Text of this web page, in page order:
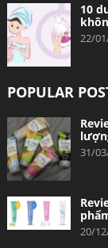
10
22/
POPULAR
31/
20/